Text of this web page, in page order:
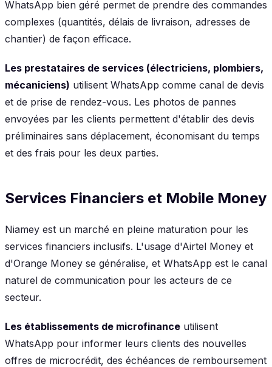
WhatsApp bien géré permet de prendre des commandes
complexes (quantités, délais de livraison, adresses de
chantier) de façon efficace.
Les prestataires de services (électriciens, plombiers,
mécaniciens) utilisent WhatsApp comme canal de devis
et de prise de rendez-vous. Les photos de pannes
envoyées par les clients permettent d'établir des devis
préliminaires sans déplacement, économisant du temps
et des frais pour les deux parties.
Services Financiers et Mobile Money
Niamey est un marché en pleine maturation pour les
services financiers inclusifs. L'usage d'Airtel Money et
d'Orange Money se généralise, et WhatsApp est le canal
naturel de communication pour les acteurs de ce
secteur.
Les établissements de microfinance utilisent
WhatsApp pour informer leurs clients des nouvelles
offres de microcrédit, des échéances de remboursement